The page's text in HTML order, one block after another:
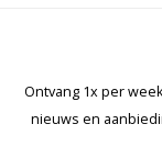
Ontvang 1x per
nieuws en